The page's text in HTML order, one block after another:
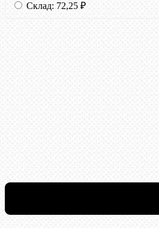
Склад: 72,25 ₽